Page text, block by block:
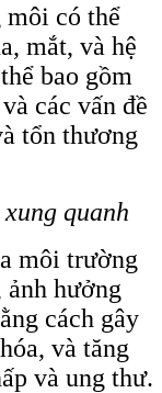
có thể
mắt, và hệ
bao gồm
các vấn đề
tổn thương
quanh
môi trường
ảnh hưởng
cách gây
và tăng
và ung thư.